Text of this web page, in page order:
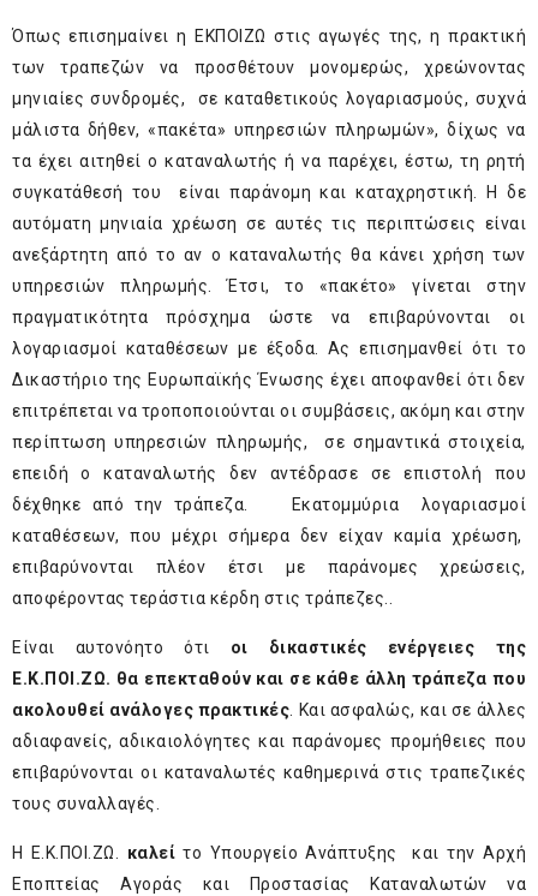
Όπως επισημαίνει η ΕΚΠΟΙΖΩ στις αγωγές της, η πρακτική
των τραπεζών να προσθέτουν μονομερώς, χρεώνοντας
μηνιαίες συνδρομές, σε καταθετικούς λογαριασμούς, συχνά
μάλιστα δήθεν, «πακέτα» υπηρεσιών πληρωμών», δίχως να
τα έχει αιτηθεί ο καταναλωτής ή να παρέχει, έστω, τη ρητή
συγκατάθεσή του είναι παράνομη και καταχρηστική. Η δε
αυτόματη μηνιαία χρέωση σε αυτές τις περιπτώσεις είναι
ανεξάρτητη από το αν ο καταναλωτής θα κάνει χρήση των
υπηρεσιών πληρωμής. Έτσι, το «πακέτο» γίνεται στην
πραγματικότητα πρόσχημα ώστε να επιβαρύνονται οι
λογαριασμοί καταθέσεων με έξοδα. Ας επισημανθεί ότι το
Δικαστήριο της Ευρωπαϊκής Ένωσης έχει αποφανθεί ότι δεν
επιτρέπεται να τροποποιούνται οι συμβάσεις, ακόμη και στην
περίπτωση υπηρεσιών πληρωμής, σε σημαντικά στοιχεία,
επειδή ο καταναλωτής δεν αντέδρασε σε επιστολή που
δέχθηκε από την τράπεζα. Εκατομμύρια λογαριασμοί
καταθέσεων, που μέχρι σήμερα δεν είχαν καμία χρέωση,
επιβαρύνονται πλέον έτσι με παράνομες χρεώσεις,
αποφέροντας τεράστια κέρδη στις τράπεζες..
Είναι αυτονόητο ότι οι δικαστικές ενέργειες της
Ε.Κ.ΠΟΙ.ΖΩ. θα επεκταθούν και σε κάθε άλλη τράπεζα που
ακολουθεί ανάλογες πρακτικές. Και ασφαλώς, και σε άλλες
αδιαφανείς, αδικαιολόγητες και παράνομες προμήθειες που
επιβαρύνονται οι καταναλωτές καθημερινά στις τραπεζικές
τους συναλλαγές.
Η Ε.Κ.ΠΟΙ.ΖΩ. καλείτο Υπουργείο Ανάπτυξης και την Αρχή
Εποπτείας Αγοράς και Προστασίας Καταναλωτών να